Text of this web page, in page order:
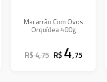
Macarrão Com Ovos
Orquídea 400g
R$ 4,75 R$ 4,75